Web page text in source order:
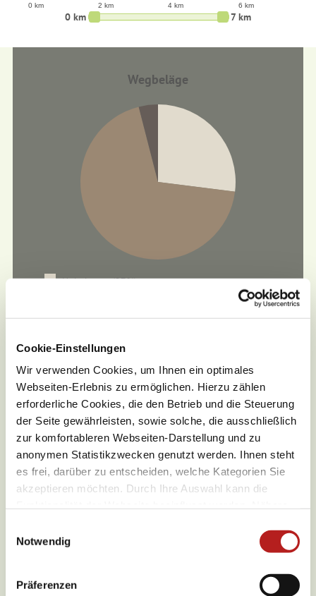
Cookie-Einstellungen
Wir verwenden Cookies, um Ihnen ein optimales
Webseiten-Erlebnis zu ermöglichen. Hierzu zählen
erforderliche Cookies, die den Betrieb und die Steuerung
der Seite gewährleisten, sowie solche, die ausschließlich
zur komfortableren Webseiten-Darstellung und zu
anonymen Statistikzwecken genutzt werden. Ihnen steht
es frei, darüber zu entscheiden, welche Kategorien Sie
akzeptieren möchten. Durch Ihre Auswahl kann die
Datenschutzbestimmungen.
Notwendig
Präferenzen
0 km 2 km 4 km 6 km
0 km 7 km
Wegbeläge
Unbekannt (27%)
Schotter (4%)